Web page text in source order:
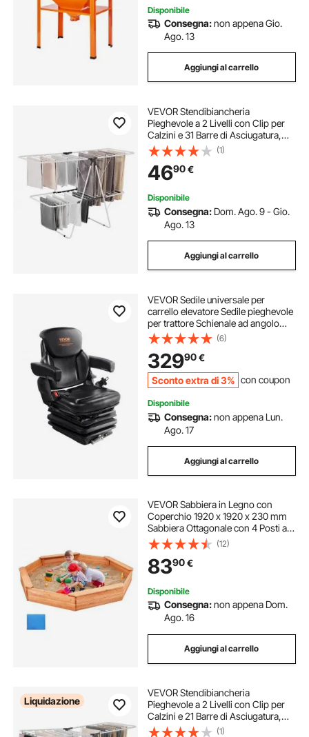
Disponibile
Consegna:non appena Gio.
Ago. 13
Aggiungi al carrello
VEVOR Stendibiancheria
Pieghevole a 2 Livelli con Clip per
Calzini e 31 Barre di Asciugatura,
Stendibiancheria in Metallo
Regolabile in Altezza, Gruccia
Indipendente e Salvaspazio, Bianco
(1)
4690€
Disponibile
Consegna: Dom. Ago. 9 - Gio.
Ago. 13
Aggiungi al carrello
VEVOR Sedile universale per
carrello elevatore Sedile pieghevole
per trattore Schienale ad angolo
regolabile Cintura di sicurezza a
microinterruttore Braccioli a 3 livelli
per escavatore caricatore
(6)
32990€
Sconto extra di 3% con coupon
Disponibile
Consegna:non appena Lun.
Ago. 17
Aggiungi al carrello
VEVOR Sabbiera in Legno con
Coperchio 1920 x 1920 x 230 mm
Sabbiera Ottagonale con 4 Posti a
Sedere e Fondo, per Cortile
all'Aperto, Spiaggia, Parco, Regalo
per Ragazzi e Ragazze dai 3 ai 12
Anni
(12)
8390€
Disponibile
Consegna:non appena Dom.
Ago. 16
Aggiungi al carrello
Liquidazione
VEVOR Stendibiancheria
Pieghevole a 2 Livelli con Clip per
Calzini e 21 Barre di Asciugatura,
Stendibiancheria in Metallo
(1)